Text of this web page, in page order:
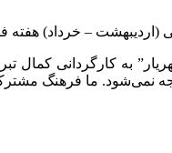
– خرداد) هفته
به کارگردانی کمال
نمی‌شود. ما فرهنگ